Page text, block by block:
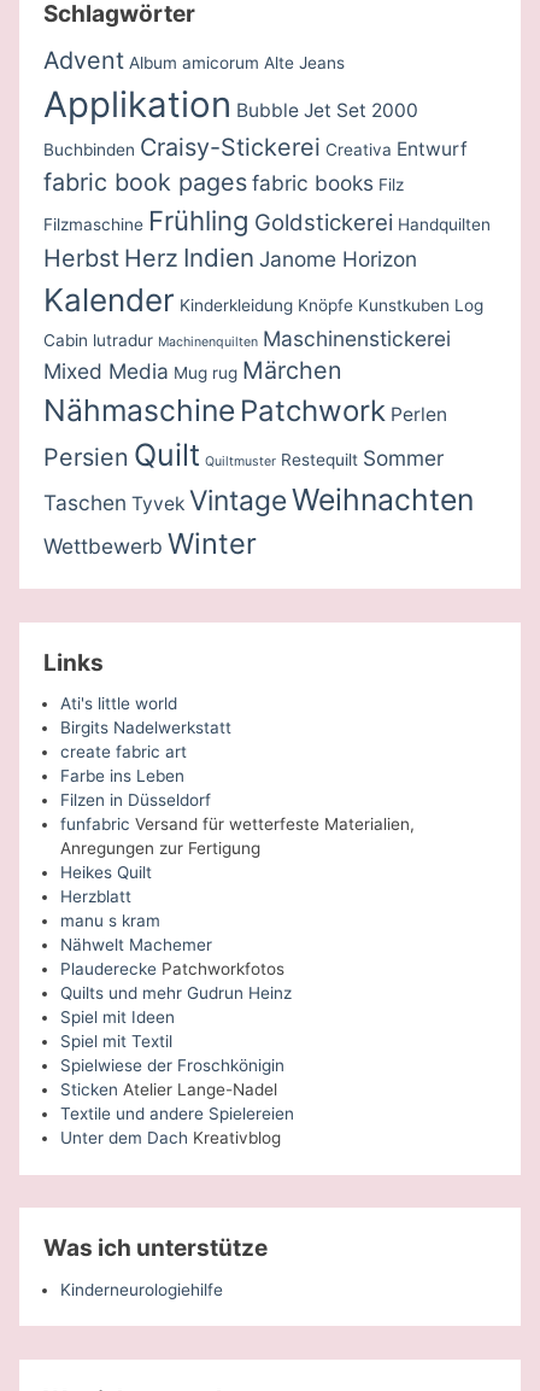
Schlagwörter
Advent Album amicorum Alte Jeans
Applikation Bubble Jet Set 2000
Buchbinden Craisy-Stickerei Creativa Entwurf
fabric book pages fabric books Filz
Filzmaschine Frühling Goldstickerei Handquilten
Herbst Herz Indien Janome Horizon
Kalender Kinderkleidung Knöpfe Kunstkuben Log
Cabin lutradur Machinenquilten Maschinenstickerei
Mixed Media Mug rug Märchen
Nähmaschine Patchwork Perlen
Persien Quilt Quiltmuster Restequilt Sommer
Taschen Tyvek VintageWeihnachten
Wettbewerb Winter
Links
Ati's little world
Birgits Nadelwerkstatt
create fabric art
Farbe ins Leben
Filzen in Düsseldorf
funfabric Versand für wetterfeste Materialien,
Anregungen zur Fertigung
Heikes Quilt
Herzblatt
manu s kram
Nähwelt Machemer
PlaudereckePatchworkfotos
Quilts und mehr Gudrun Heinz
Spiel mit Ideen
Spiel mit Textil
Spielwiese der Froschkönigin
Sticken Atelier Lange-Nadel
Textile und andere Spielereien
Unter dem Dach Kreativblog
Was ich unterstütze
Kinderneurologiehilfe